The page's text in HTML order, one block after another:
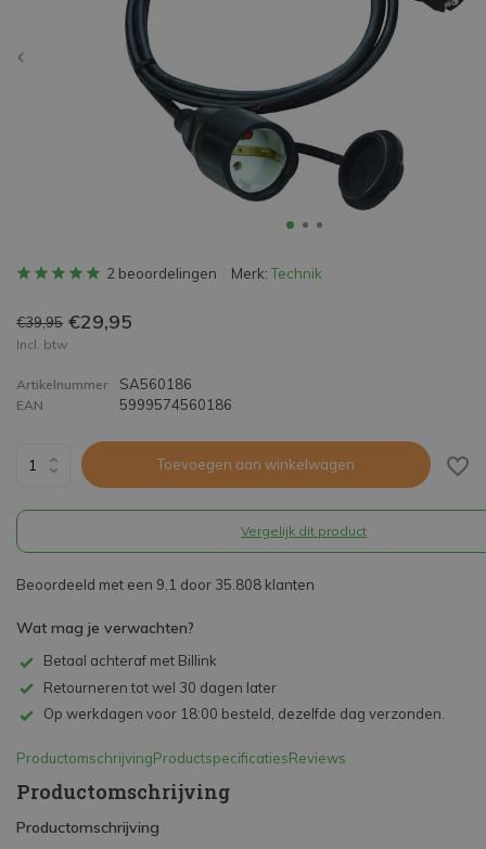
2 beoordelingen Merk:Technik
€39,95 €29,95
Incl. btw
Artikelnummer SA560186
EAN 5999574560186
Toevoegen aan winkelwagen
Vergelijk dit product
Beoordeeld met een 9,1 door 35.808 klanten
Wat mag je verwachten?
Betaal achteraf met Billink
Retourneren tot wel 30 dagen later
Op werkdagen voor 18:00 besteld, dezelfde dag verzonden.
ProductomschrijvingProductspecificatiesReviews
Productomschrijving
Productomschrijving